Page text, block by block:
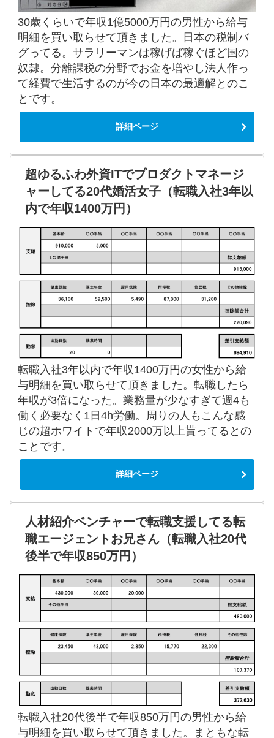
30歳くらいで年収1億5000万円の男性から給与
明細を買い取らせて頂きました。日本の税制バ
グってる。サラリーマンは稼げば稼ぐほど国の
奴隷。分離課税の分野でお金を増やし法人作っ
て経費で生活するのが今の日本の最適解とのこ
とです。
詳細ページ
超ゆるふわ外資ITでプロダクトマネージ
ャーしてる20代婚活女子（転職入社3年以
内で年収1400万円）
転職入社3年以内で年収1400万円の女性から給
与明細を買い取らせて頂きました。転職したら
年収が3倍になった。業務量が少なすぎて週4も
働く必要なく1日4h労働。周りの人もこんな感
じの超ホワイトで年収2000万以上貰ってるとの
ことです。
詳細ページ
人材紹介ベンチャーで転職支援してる転
職エージェントお兄さん（転職入社20代
後半で年収850万円）
転職入社20代後半で年収850万円の男性から給
与明細を買い取らせて頂きました。まともな転